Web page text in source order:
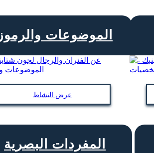
الموضوعات والرموز
عرض النشاط
المفردات البصرية